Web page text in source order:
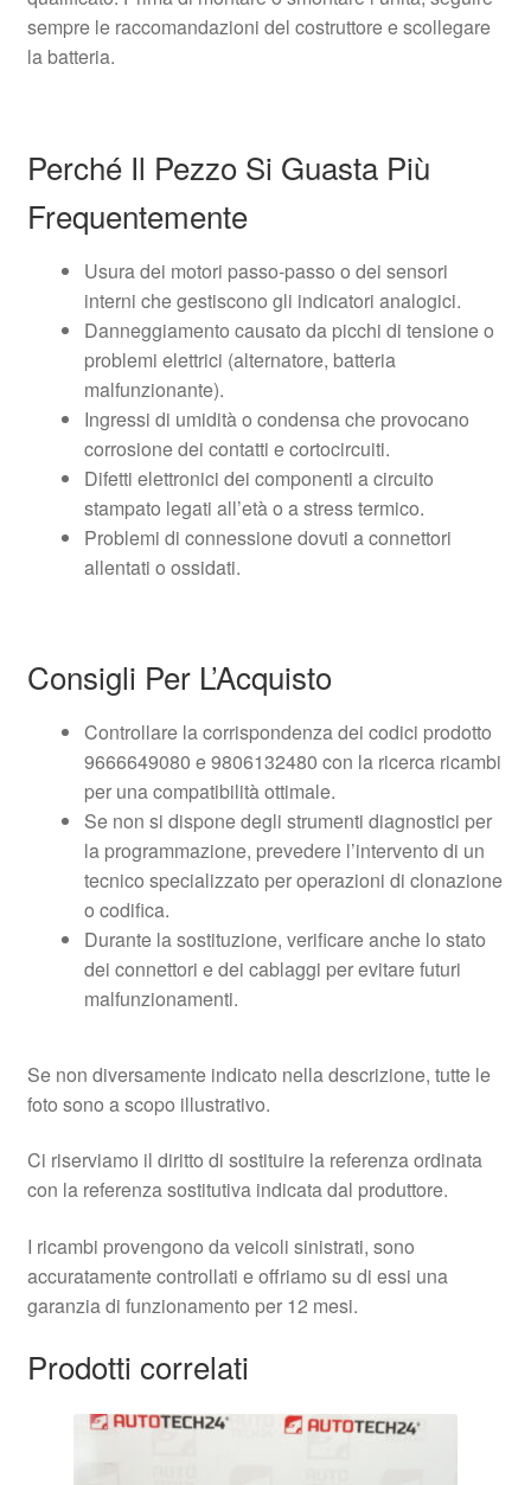
sempre le raccomandazioni del costruttore e scollegare
la batteria.
Perché Il Pezzo Si Guasta Più
Frequentemente
Usura dei motori passo-passo o dei sensori
interni che gestiscono gli indicatori analogici.
Danneggiamento causato da picchi di tensione o
problemi elettrici (alternatore, batteria
malfunzionante).
Ingressi di umidità o condensa che provocano
corrosione dei contatti e cortocircuiti.
Difetti elettronici dei componenti a circuito
stampato legati all’età o a stress termico.
Problemi di connessione dovuti a connettori
allentati o ossidati.
Consigli Per L’Acquisto
Controllare la corrispondenza dei codici prodotto
9666649080 e 9806132480 con la ricerca ricambi
per una compatibilità ottimale.
Se non si dispone degli strumenti diagnostici per
la programmazione, prevedere l’intervento di un
tecnico specializzato per operazioni di clonazione
o codifica.
Durante la sostituzione, verificare anche lo stato
dei connettori e dei cablaggi per evitare futuri
malfunzionamenti.
Se non diversamente indicato nella descrizione, tutte le
foto sono a scopo illustrativo.
Ci riserviamo il diritto di sostituire la referenza ordinata
con la referenza sostitutiva indicata dal produttore.
I ricambi provengono da veicoli sinistrati, sono
accuratamente controllati e offriamo su di essi una
garanzia di funzionamento per 12 mesi.
Prodotti correlati